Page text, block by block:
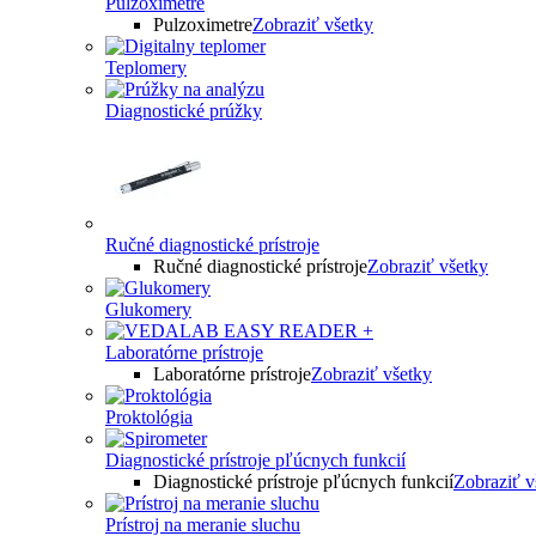
PulzoximetreZobraziť všetky
Teplomery
Diagnostické prúžky
Ručné diagnostické prístroje
Ručné diagnostické prístrojeZobraziť všetky
Glukomery
Laboratórne prístroje
Laboratórne prístrojeZobraziť všetky
Proktológia
Diagnostické prístroje pľúcnych funkcií
Diagnostické prístroje pľúcnych funkciíZobraziť
Prístroj na meranie sluchu